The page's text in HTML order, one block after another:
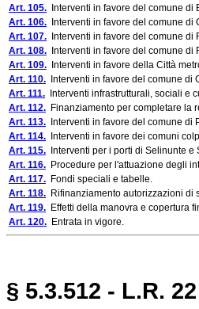
Art. 105. Interventi in favore del comune
Art. 106. Interventi in favore del comune
Art. 107. Interventi in favore del comune di
Art. 108. Interventi in favore del comune
Art. 109. Interventi in favore della Città
Art. 110. Interventi in favore del comune di
Art. 111. Interventi infrastrutturali, sociali e
Art. 112. Finanziamento per completare la
Art. 113. Interventi in favore del comune
Art. 114. Interventi in favore dei comuni
Art. 115. Interventi per i porti di Selinunte e
Art. 116. Procedure per l'attuazione degli
Art. 117. Fondi speciali e tabelle.
Art. 118. Rifinanziamento autorizzazioni di
Art. 119. Effetti della manovra e copertura
Art. 120. Entrata in vigore.
§ 5.3.512 - L.R.